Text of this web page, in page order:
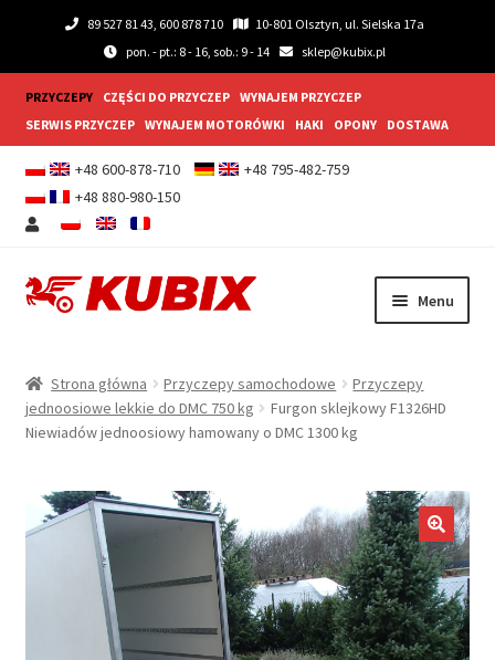
89 527 81 43, 600 878 710
10-801 Olsztyn, ul. Sielska 17a
pon. - pt.: 8 - 16, sob.: 9 - 14
sklep@kubix.pl
PRZYCZEPY CZĘŚCI DO PRZYCZEP
WYNAJEM PRZYCZEP
SERWIS PRZYCZEP
WYNAJEM MOTORÓWKI HAKI OPONY DOSTAWA
+48 600-878-710
+48 795-482-759
+48 880-980-150
Przejdź
Przejdź
Menu
Przyczepy gastronomiczne
Rozwiń
menu
Nowości
Strona główna Przyczepy samochodowe
Przyczepy
jednoosiowe lekkie do DMC 750 kg
Furgon sklejkowy F1326HD
Niewiadów jednoosiowy hamowany o DMC 1300 kg
🔍